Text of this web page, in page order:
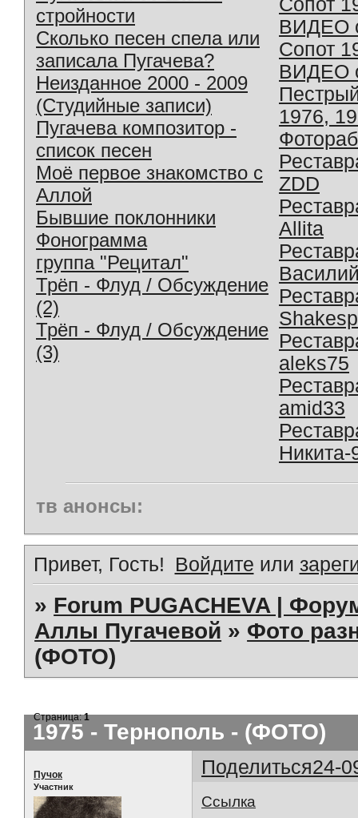
стройности
Сколько песен спела или
записала Пугачева?
Неизданное 2000 - 2009
(Студийные записи)
Пугачева композитор -
список песен
Моё первое знакомство с
Аллой
Бывшие поклонники
Фонограмма
группа "Рецитал"
Трёп - Флуд / Обсуждение
(2)
Трёп - Флуд / Обсуждение
(3)
ВИДЕО
Сопот
ВИДЕО
1976,
ZDD
Allita
aleks75
amid33
Никита-
тв анонсы:
Привет, Гость! Войдите или
» Forum PUGACHEVA |
Аллы Пугачевой » Фото
(ФОТО)
1975 - Тернополь - (ФОТО)
Страница:1
Поделиться24-
Пучок
Участник
Ссылка